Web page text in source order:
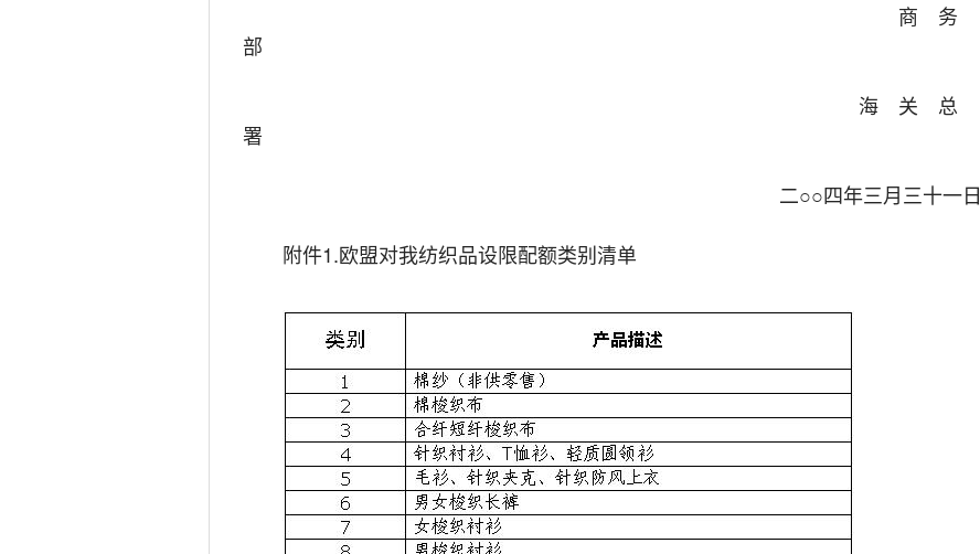
商 务
部
海 关 总
署
二○○四年三月三十一日
附件1.欧盟对我纺织品设限配额类别清单